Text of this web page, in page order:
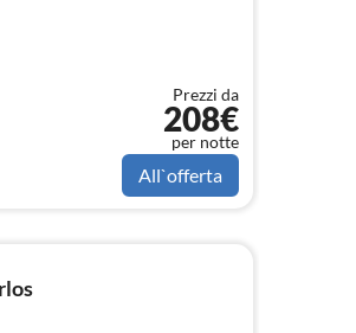
Prezzi da
208€
per notte
All`offerta